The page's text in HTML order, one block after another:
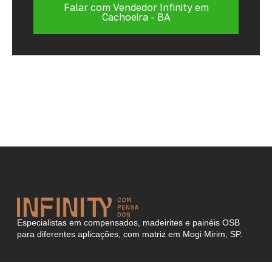
Falar com Vendedor Infinity em
Cachoeira - BA
Especialistas em compensados, madeirites e painéis OSB
para diferentes aplicações, com matriz em Mogi Mirim, SP.